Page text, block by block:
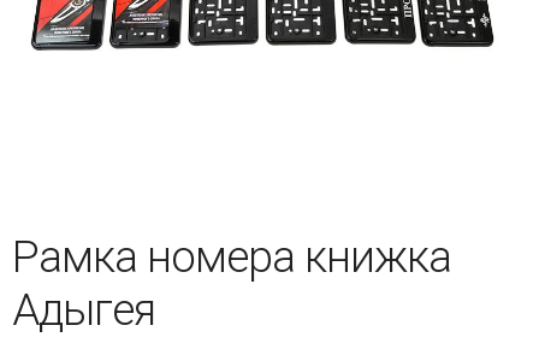
Рамка номера книжка
Адыгея